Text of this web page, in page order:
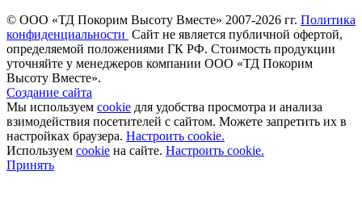
© ООО «ТД Покорим Высоту Вместе» 2007-2026 гг. Политика
конфиденциальности Cайт не является публичной офертой,
определяемой положениями ГК РФ. Стоимость продукции
уточняйте у менеджеров компании ООО «ТД Покорим
Высоту Вместе».
Создание сайта
Мы используем cookie для удобства просмотра и анализа
взимодействия посетителей с сайтом. Можете запретить их в
настройках браузера. Настроить cookie.
Используем cookie на сайте. Настроить cookie.
Принять